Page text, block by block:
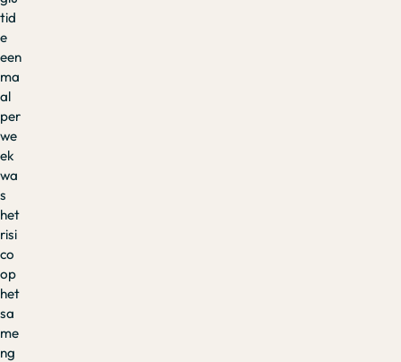
tid
e
een
ma
al
per
we
ek
wa
s
het
risi
co
op
het
sa
me
ng